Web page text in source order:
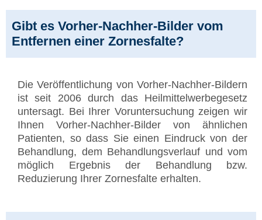
Gibt es Vorher-Nachher-Bilder vom
Entfernen einer Zornesfalte?
Die Veröffentlichung von Vorher-Nachher-Bildern
ist seit 2006 durch das Heilmittelwerbegesetz
untersagt. Bei Ihrer Voruntersuchung zeigen wir
Ihnen Vorher-Nachher-Bilder von ähnlichen
Patienten, so dass Sie einen Eindruck von der
Behandlung, dem Behandlungsverlauf und vom
möglich Ergebnis der Behandlung bzw.
Reduzierung Ihrer Zornesfalte erhalten.